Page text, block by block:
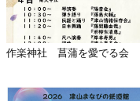
作楽神社 菖蒲を愛でる会